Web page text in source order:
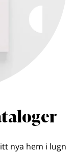
nya hem i lugn